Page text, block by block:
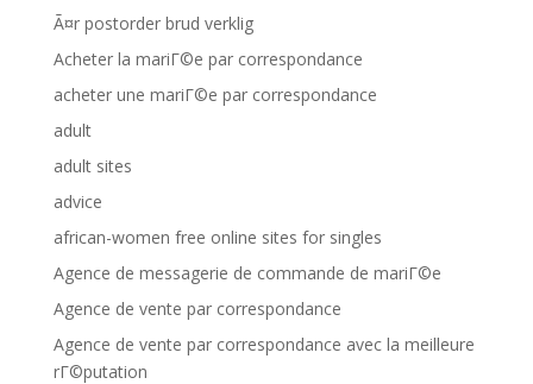
Ã¤r postorder brud verklig
Acheter la mariГ©e par correspondance
acheter une mariГ©e par correspondance
adult
adult sites
advice
african-women free online sites for singles
Agence de messagerie de commande de mariГ©e
Agence de vente par correspondance
Agence de vente par correspondance avec la meilleure
rГ©putation